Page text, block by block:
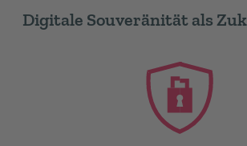
Digitale Souveränität als